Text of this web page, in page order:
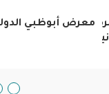
.
معرض أبوظبي